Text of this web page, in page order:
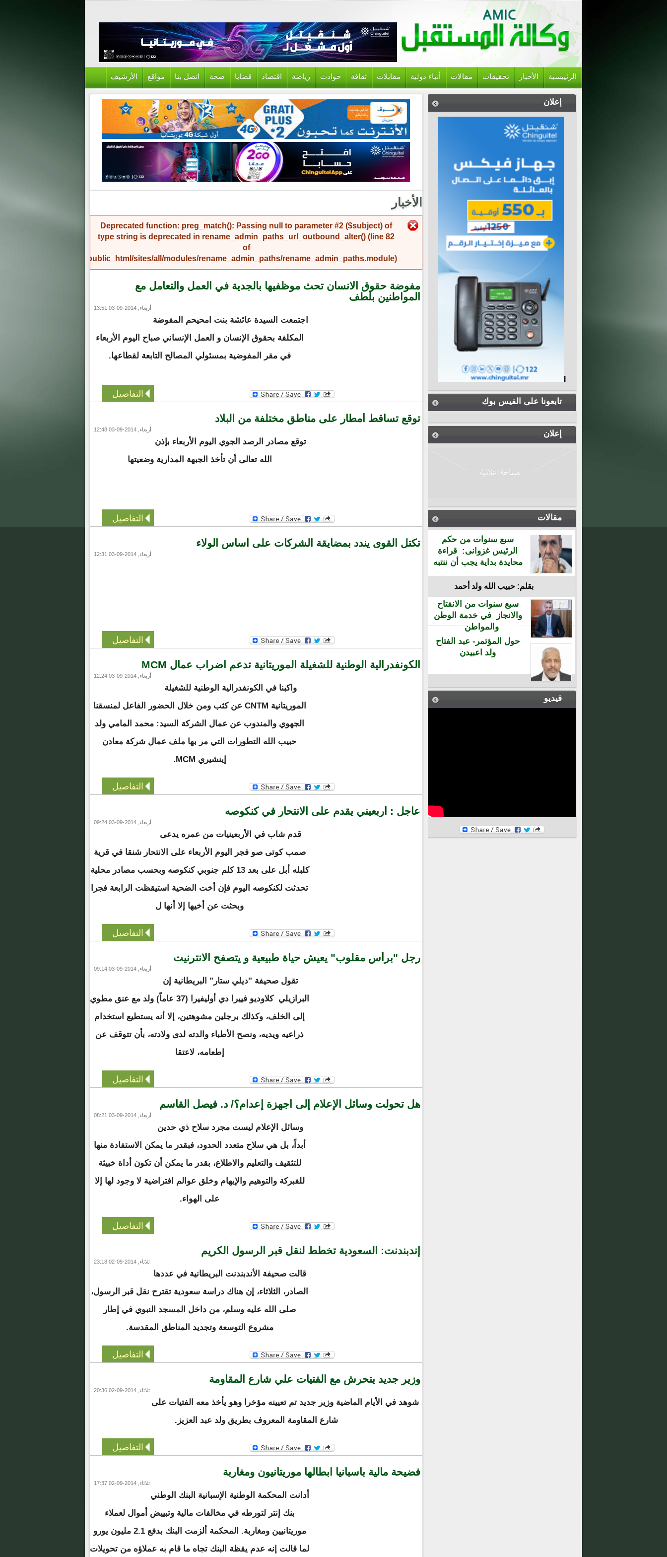
الرئييسية الأخبار تحقيقات مقالات أنباء دولية مقابلات ثقافة حوادث رياضة اقتصاد قضايا صحة اتصل بنا مواقع الأرشيف
إعلان
تابعونا على الفيس بوك
إعلان
مقالات
سبع سنوات من حكم
الرئيس غزوانى: قراءة
محايدة بداية يجب أن ننتبه
بقلم: حبيب الله ولد أحمد
سبع سنوات من الانفتاح
والانجاز في خدمة الوطن
والمواطن
حول المؤتمر- عبد الفتاح
ولد اعبيدن
فيديو
الأخبار
رسالة الخطأ Deprecated function: preg_match(): Passing null to parameter #2 ($subject) of
type string is deprecated in rename_admin_paths_url_outbound_alter() (line 82
of
/home/amicinf1/public_html/sites/all/modules/rename_admin_paths/rename_admin_paths.module).
مفوضة حقوق الانسان تحث موظفيها بالجدية في العمل والتعامل مع
المواطنين بلطف
أربعاء, 2014-09-03 13:51
اجتمعت السيدة عائشة بنت امحيحم المفوضة
المكلفة بحقوق الإنسان و العمل الإنساني صباح اليوم الأربعاء
في مقر المفوضية بمسئولي المصالح التابعة لقطاعها.
التفاصيل
توقع تساقط أمطار على مناطق مختلفة من البلاد
أربعاء, 2014-09-03 12:48
توقع مصادر الرصد الجوي اليوم الأربعاء بإذن
الله تعالى أن تأخذ الجبهة المدارية وضعيتها
التفاصيل
تكتل القوى يندد بمضايقة الشركات على أساس الولاء
أربعاء, 2014-09-03 12:31
التفاصيل
الكونفدرالية الوطنية للشغيلة الموريتانية تدعم اضراب عمال MCM
أربعاء, 2014-09-03 12:24
واكبنا في الكونفدرالية الوطنية للشغيلة
الموريتانية CNTM عن كثب ومن خلال الحضور الفاعل لمنسقنا
الجهوي والمندوب عن عمال الشركة السيد: محمد المامي ولد
حبيب الله التطورات التي مر بها ملف عمال شركة معادن
إينشيري MCM.
التفاصيل
عاجل : أربعيني يقدم على الانتحار في كنكوصه
أربعاء, 2014-09-03 09:24
قدم شاب في الأربعينيات من عمره يدعى
صمب كوتى صو فجر اليوم الأربعاء على الانتحار شنقا في قرية
كلبله أبل على بعد 13 كلم جنوبي كنكوصه وبحسب مصادر محلية
تحدثت لكنكوصه اليوم فإن أخت الضحية استيقظت الرابعة فجرا
وبحثت عن أخيها إلا أنها ل
التفاصيل
رجل "برأس مقلوب" يعيش حياة طبيعية و يتصفح الانترنيت
أربعاء, 2014-09-03 09:14
تقول صحيفة "ديلي ستار" البريطانية إن
البرازيلي كلاوديو فييرا دي أوليفيرا (37 عاماً) ولد مع عنق مطوي
إلى الخلف، وكذلك برجلين مشوهتين، إلا أنه يستطيع استخدام
ذراعيه ويديه، ونصح الأطباء والدته لدى ولادته، بأن تتوقف عن
إطعامه، لاعتقا
التفاصيل
هل تحولت وسائل الإعلام إلى أجهزة إعدام؟/ د. فيصل القاسم
أربعاء, 2014-09-03 08:21
وسائل الإعلام ليست مجرد سلاح ذي حدين
أبداً، بل هي سلاح متعدد الحدود، فبقدر ما يمكن الاستفادة منها
للتثقيف والتعليم والاطلاع، بقدر ما يمكن أن تكون أداة خبيثة
للفبركة والتوهيم والإيهام وخلق عوالم افتراضية لا وجود لها إلا
على الهواء.
التفاصيل
إندبندنت: السعودية تخطط لنقل قبر الرسول الكريم
ثلاثاء, 2014-09-02 23:18
قالت صحيفة الأندبندنت البريطانية في عددها
الصادر، الثلاثاء، إن هناك دراسة سعودية تقترح نقل قبر الرسول،
صلى الله عليه وسلم، من داخل المسجد النبوي في إطار
مشروع التوسعة وتجديد المناطق المقدسة.
التفاصيل
وزير جديد يتحرش مع الفتيات علي شارع المقاومة
ثلاثاء, 2014-09-02 20:36
شوهد في الأيام الماضية وزير جديد تم تعيينه مؤخرا وهو يأخذ معه الفتيات على
شارع المقاومة المعروف بطريق ولد عبد العزيز.
التفاصيل
فضيحة مالية بأسبانيا ابطالها موريتانيون ومغاربة
ثلاثاء, 2014-09-02 17:37
أدانت المحكمة الوطنية الإسبانية البنك الوطني
بنك إنتر لتورطه في مخالفات مالية وتبييض أموال لعملاء
موريتانيين ومغاربة. المحكمة ألزمت البنك بدفع 2.1 مليون يورو
لما قالت إنه عدم يقظة البنك تجاه ما قام به عملاؤه من تحويلات